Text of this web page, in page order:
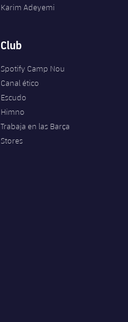
Karim Adeyemi
Club
Spotify Camp Nou
Canal ético
Escudo
Himno
Trabaja en las Barça
Stores